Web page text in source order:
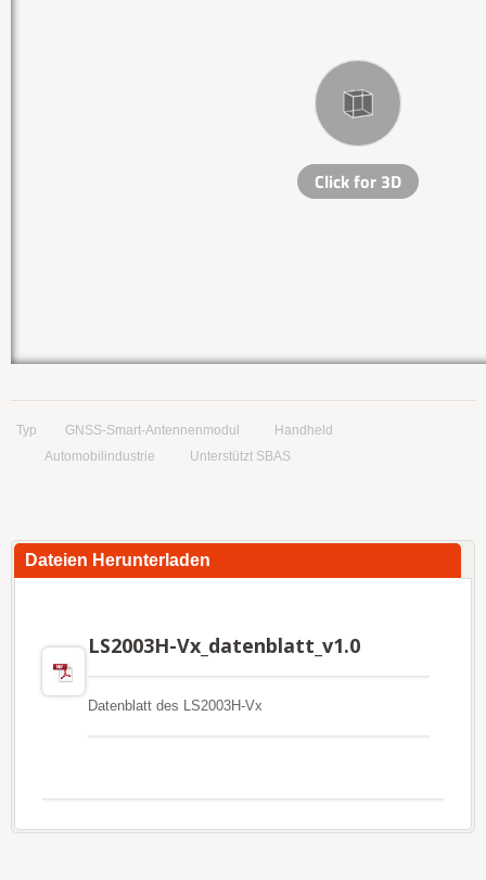
Typ GNSS-Smart-Antennenmodul
Handheld
Automobilindustrie
Unterstützt SBAS
Dateien Herunterladen
LS2003H-Vx_datenblatt_v1.0
Datenblatt des LS2003H-Vx